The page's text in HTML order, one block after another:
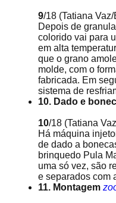
9/18 (Tatiana
Depois de
colorido vai para
em alta
que o grano
molde, com o
fabricada. Em
sistema de
10. Dado e
10/18 (Tatiana
Há máquina
de dado a
brinquedo Pula
uma só vez, são
e separados com
11. Montagem